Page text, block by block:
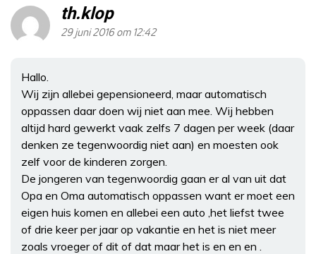
th.klop
29 juni 2016 om 12:42
Hallo.
Wij zijn allebei gepensioneerd, maar automatisch
oppassen daar doen wij niet aan mee. Wij hebben
altijd hard gewerkt vaak zelfs 7 dagen per week (daar
denken ze tegenwoordig niet aan) en moesten ook
zelf voor de kinderen zorgen.
De jongeren van tegenwoordig gaan er al van uit dat
Opa en Oma automatisch oppassen want er moet een
eigen huis komen en allebei een auto ,het liefst twee
of drie keer per jaar op vakantie en het is niet meer
zoals vroeger of dit of dat maar het is en en en .